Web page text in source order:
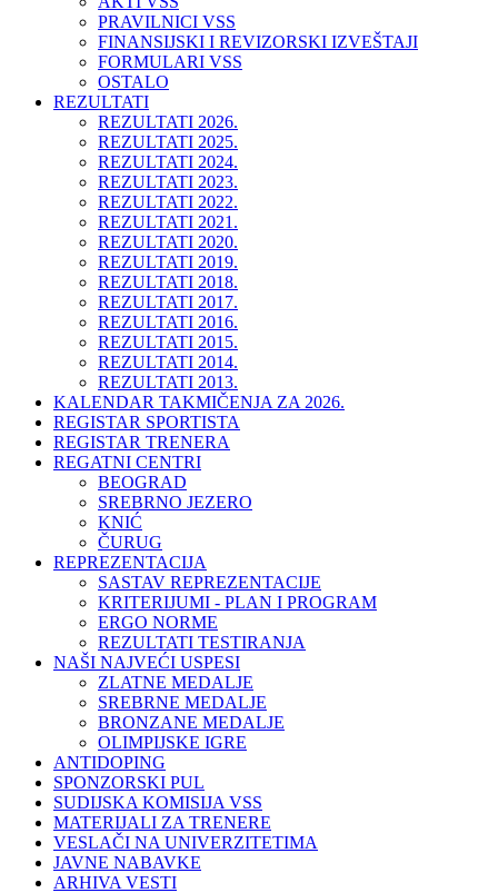
PRAVILNICI VSS
FINANSIJSKI I REVIZORSKI IZVEŠTAJI
FORMULARI VSS
OSTALO
REZULTATI
REZULTATI 2026.
REZULTATI 2025.
REZULTATI 2024.
REZULTATI 2023.
REZULTATI 2022.
REZULTATI 2021.
REZULTATI 2020.
REZULTATI 2019.
REZULTATI 2018.
REZULTATI 2017.
REZULTATI 2016.
REZULTATI 2015.
REZULTATI 2014.
REZULTATI 2013.
KALENDAR TAKMIČENJA ZA 2026.
REGISTAR SPORTISTA
REGISTAR TRENERA
REGATNI CENTRI
BEOGRAD
SREBRNO JEZERO
KNIĆ
ČURUG
REPREZENTACIJA
SASTAV REPREZENTACIJE
KRITERIJUMI - PLAN I PROGRAM
ERGO NORME
REZULTATI TESTIRANJA
NAŠI NAJVEĆI USPESI
ZLATNE MEDALJE
SREBRNE MEDALJE
BRONZANE MEDALJE
OLIMPIJSKE IGRE
ANTIDOPING
SPONZORSKI PUL
SUDIJSKA KOMISIJA VSS
MATERIJALI ZA TRENERE
VESLAČI NA UNIVERZITETIMA
JAVNE NABAVKE
ARHIVA VESTI